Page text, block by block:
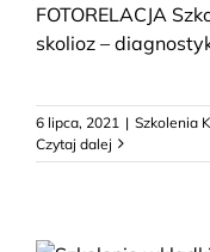
FOTORELACJA
skolioz –
6 lipca, 2021 | Szkolenia
Czytaj dalej